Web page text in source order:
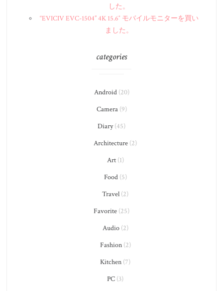
した。
“EVICIV EVC-1504” 4K 15.6″ モバイルモニターを買い
ました。
categories
Android(20)
Camera(9)
Diary(45)
Architecture (2)
Art(1)
Food(5)
Travel (2)
Favorite (25)
Audio(2)
Fashion(2)
Kitchen (7)
PC (3)